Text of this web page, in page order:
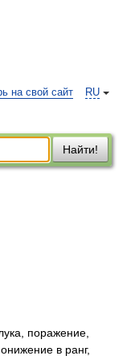
RU
на свой сайт
Найти!
поражение,
в ранг,